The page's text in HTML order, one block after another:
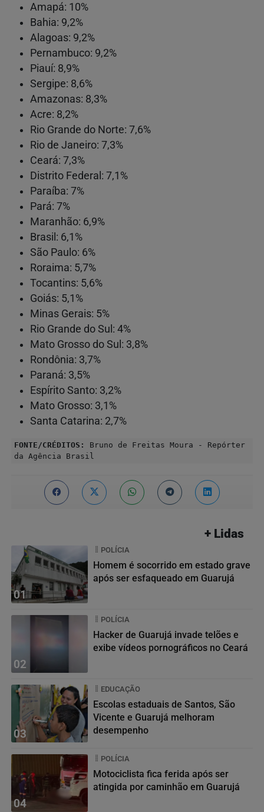
Amapá: 10%
Bahia: 9,2%
Alagoas: 9,2%
Pernambuco: 9,2%
Piauí: 8,9%
Sergipe: 8,6%
Amazonas: 8,3%
Acre: 8,2%
Rio Grande do Norte: 7,6%
Rio de Janeiro: 7,3%
Ceará: 7,3%
Distrito Federal: 7,1%
Paraíba: 7%
Pará: 7%
Maranhão: 6,9%
Brasil: 6,1%
São Paulo: 6%
Roraima: 5,7%
Tocantins: 5,6%
Goiás: 5,1%
Minas Gerais: 5%
Rio Grande do Sul: 4%
Mato Grosso do Sul: 3,8%
Rondônia: 3,7%
Paraná: 3,5%
Espírito Santo: 3,2%
Mato Grosso: 3,1%
Santa Catarina: 2,7%
FONTE/CRÉDITOS:
Bruno de Freitas Moura - Repórter
da Agência Brasil
+ Lidas
01
POLÍCIA
Homem é socorrido em estado grave
após ser esfaqueado em Guarujá
02
POLÍCIA
Hacker de Guarujá invade telões e
exibe vídeos pornográficos no Ceará
03
EDUCAÇÃO
Escolas estaduais de Santos, São
Vicente e Guarujá melhoram
desempenho
04
POLÍCIA
Motociclista fica ferida após ser
atingida por caminhão em Guarujá